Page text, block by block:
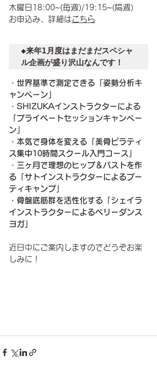
木曜日18:00~(毎週)/19:15~(隔週)
お申込み、詳細はこちら
◆来年1月度はまだまだスペシャ
ル企画が盛り沢山なんです！
・世界基準で測定できる「姿勢分析キ
ャンペーン」
・ SHIZUKAインストラクターによる
「プライベートセッションキャンペー
ン」
・本気で身体を変える「美骨ピラティ
ス集中10時間スクール入門コース」
・三ヶ月で理想のヒップ＆バストを作
る「サトインストラクターによるブー
ティキャンプ」
・骨盤底筋群を活性化する「シェイラ
インストラクターによるベリーダンス
ヨガ」
近日中にご案内しますのでどうぞお楽
しみに！